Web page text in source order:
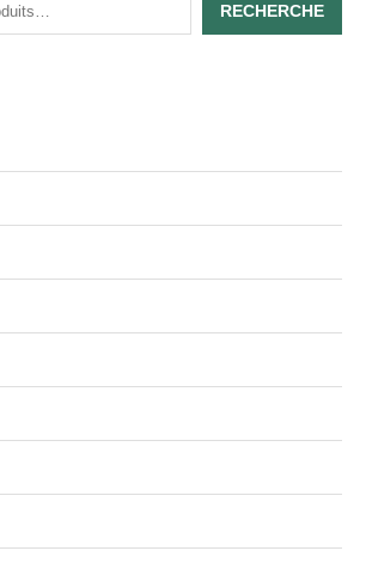
RECHERCHE